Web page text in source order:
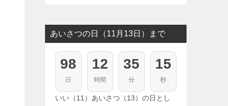
あいさつの日（11月13日）まで
98
日
12
時間
35
分
14
秒
いい（11）あいさつ（13）の日とし